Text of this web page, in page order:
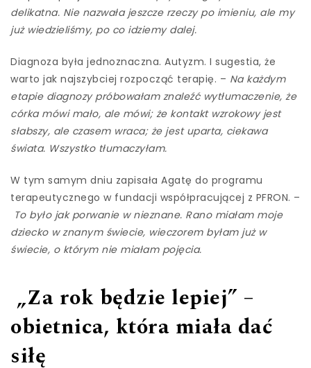
delikatna. Nie nazwała jeszcze rzeczy po imieniu, ale my
już wiedzieliśmy, po co idziemy dalej.
Diagnoza była jednoznaczna. Autyzm. I sugestia, że
warto jak najszybciej rozpocząć terapię. – Na każdym
etapie diagnozy próbowałam znaleźć wytłumaczenie, że
córka mówi mało, ale mówi; że kontakt wzrokowy jest
słabszy, ale czasem wraca; że jest uparta, ciekawa
świata. Wszystko tłumaczyłam.
W tym samym dniu zapisała Agatę do programu
terapeutycznego w fundacji współpracującej z PFRON. –
To było jak porwanie w nieznane. Rano miałam moje
dziecko w znanym świecie, wieczorem byłam już w
świecie, o którym nie miałam pojęcia.
„Za rok będzie lepiej” –
obietnica, która miała dać
siłę